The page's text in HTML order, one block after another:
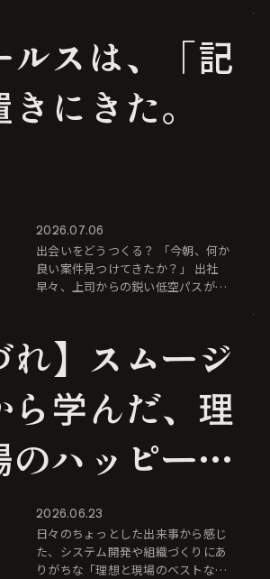
「称号」ではなく、「まだ誰も見た
ことがな
ルスは、「記
にきた。
2026.07.06
出会いをどうつくる？ 「今朝、何か
良い案件見つけてきたか？」 出社
早々、上司からの鋭い低空パスが飛
だ。 「いや
れ】スムージ
ら学んだ、理
のハッピーな
ジュ
2026.06.23
日々のちょっとした出来事から感じ
た、システム開発や組織づくりにあ
りがちな「理想と現場のベストな関